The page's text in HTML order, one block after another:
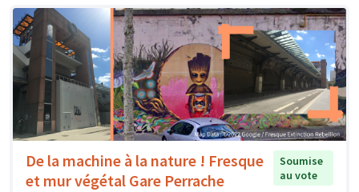
De la machine à la nature ! Fresque
et mur végétal Gare Perrache
Soumise
au vote